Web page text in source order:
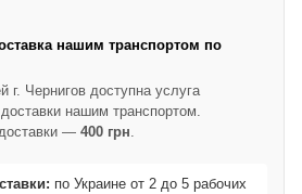
нашим транспортом по
г. Чернигов доступна услуга
доставки нашим транспортом.
— 400 грн.
по Украине от 2 до 5 рабочих